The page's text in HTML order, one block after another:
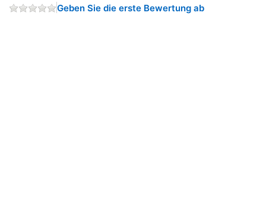
Geben Sie die erste Bewertung ab